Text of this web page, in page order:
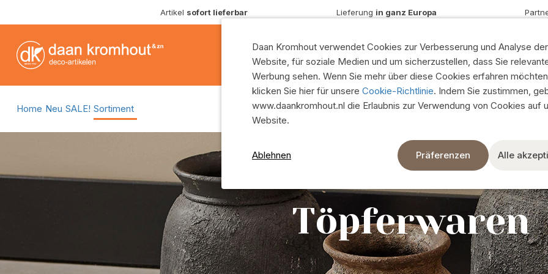
Artikel sofort lieferbar Lieferung in ganz Europa
Schnelle
6.000 Artikel
8 moderne
Ich möchte Kunde
Home Neu SALE! Sortiment
Blumenerde, Hydro und Nährstoffe
Steckschaum
Farbband
Glasvasen
Glastöpfe
Glaszylinder
Glasflaschen
Glas mit Seil & bunt
Körbe
Weidenkörbe
Rattankörbe
Seegras Körbe
Zeige alles
Töpfe aus Zink
Holz
Töpfe aus Beton
Metalltöpfe
Töpfe für draußen
Zeige alles
Seidenblumen und
Seiden & trockenblumen
Kunstpflanzen und Grün
Seidensträuße
Zeige alles
Töpferwaren
Daan Kromhout verwendet Cookies zur Verbesserung und Analyse der
Website, für soziale Medien und um sicherzustellen, dass Sie
Werbung sehen. Wenn Sie mehr über diese Cookies erfahren
klicken Sie hier für unsere Cookie-Richtlinie. Indem Sie zustimmen,
www.daankromhout.nl die Erlaubnis zur Verwendung von Cookies auf
Website.
Ablehnen Präferenzen Alle